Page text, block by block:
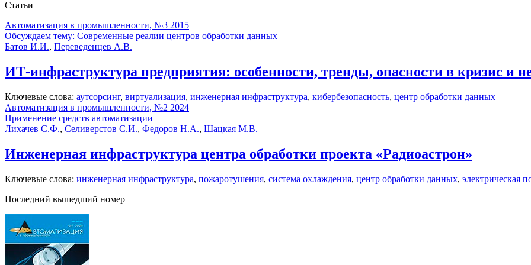
Статьи
Автоматизация в промышленности, №3 2015
Обсуждаем тему: Современные реалии центров обработки данных
Батов И.И., Переведенцев А.В.
ИТ-инфраструктура предприятия: особенности, тренды, опасности в кризис и
Ключевые слова: аутсорсинг, виртуализация, инженерная инфраструктура, кибербезопасность, центр обработки данных
Автоматизация в промышленности, №2 2024
Применение средств автоматизации
Лихачев С.Ф., Селиверстов С.И., Федоров Н.А., Шацкая М.В.
Инженерная инфраструктура центра обработки проекта «Радиоастрон»
Ключевые слова: инженерная инфраструктура, пожаротушения, система охлаждения, центр обработки данных, электрическая
Последний вышедший номер